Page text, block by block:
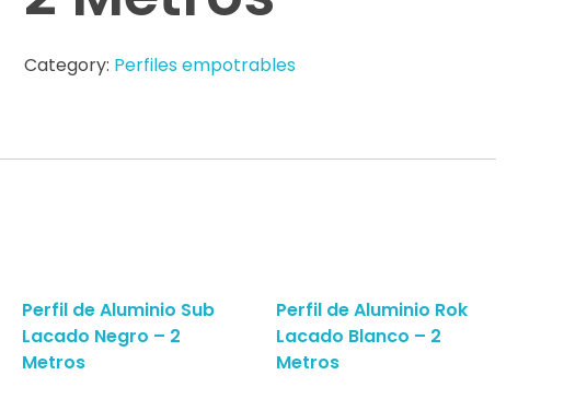
Category: Perfiles empotrables
Perfil de Aluminio Sub
Lacado Negro – 2
Metros
Perfil de Aluminio Rok
Lacado Blanco – 2
Metros